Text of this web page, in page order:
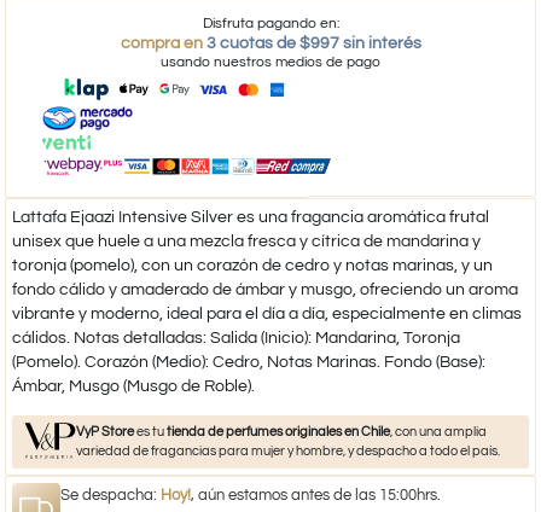
Disfruta pagando en:
compra en 3 cuotas de $997 sin interés
usando nuestros medios de pago
Lattafa Ejaazi Intensive Silver es una fragancia aromática frutal
unisex que huele a una mezcla fresca y cítrica de mandarina y
toronja (pomelo), con un corazón de cedro y notas marinas, y un
fondo cálido y amaderado de ámbar y musgo, ofreciendo un aroma
vibrante y moderno, ideal para el día a día, especialmente en climas
cálidos. Notas detalladas: Salida (Inicio): Mandarina, Toronja
(Pomelo). Corazón (Medio): Cedro, Notas Marinas. Fondo (Base):
Ámbar, Musgo (Musgo de Roble).
VyP Storees tutienda de perfumes originales en Chile, con una amplia
variedad de fragancias para mujer y hombre, y despacho a todo el país.
Se despacha: Hoy!, aún estamos antes de las 15:00hrs.